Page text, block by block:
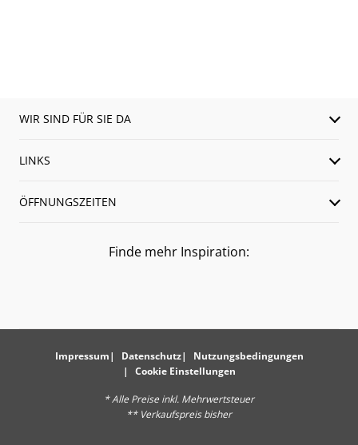
WIR SIND FÜR SIE DA
LINKS
ÖFFNUNGSZEITEN
Finde mehr Inspiration:
Impressum Datenschutz
Nutzungsbedingungen
Cookie Einstellungen
* Alle Preise inkl. Mehrwertsteuer
** Verkaufspreis bisher